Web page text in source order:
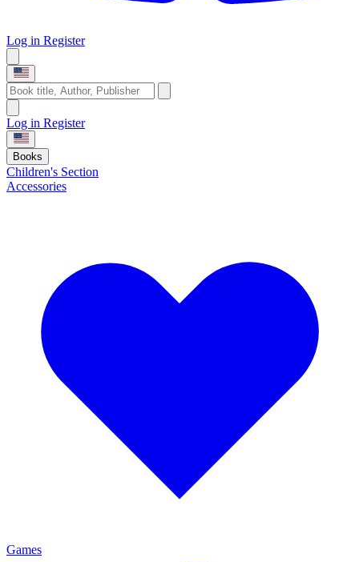
Log in Register
Log in Register
Books
Children's Section
Accessories
Games